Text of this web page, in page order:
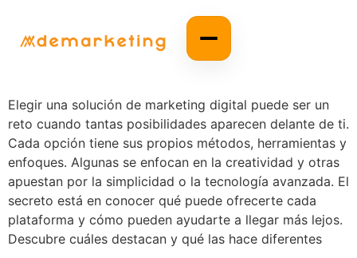
Elegir una solución de marketing digital puede ser un
reto cuando tantas posibilidades aparecen delante de ti.
Cada opción tiene sus propios métodos, herramientas y
enfoques. Algunas se enfocan en la creatividad y otras
apuestan por la simplicidad o la tecnología avanzada. El
secreto está en conocer qué puede ofrecerte cada
plataforma y cómo pueden ayudarte a llegar más lejos.
Descubre cuáles destacan y qué las hace diferentes